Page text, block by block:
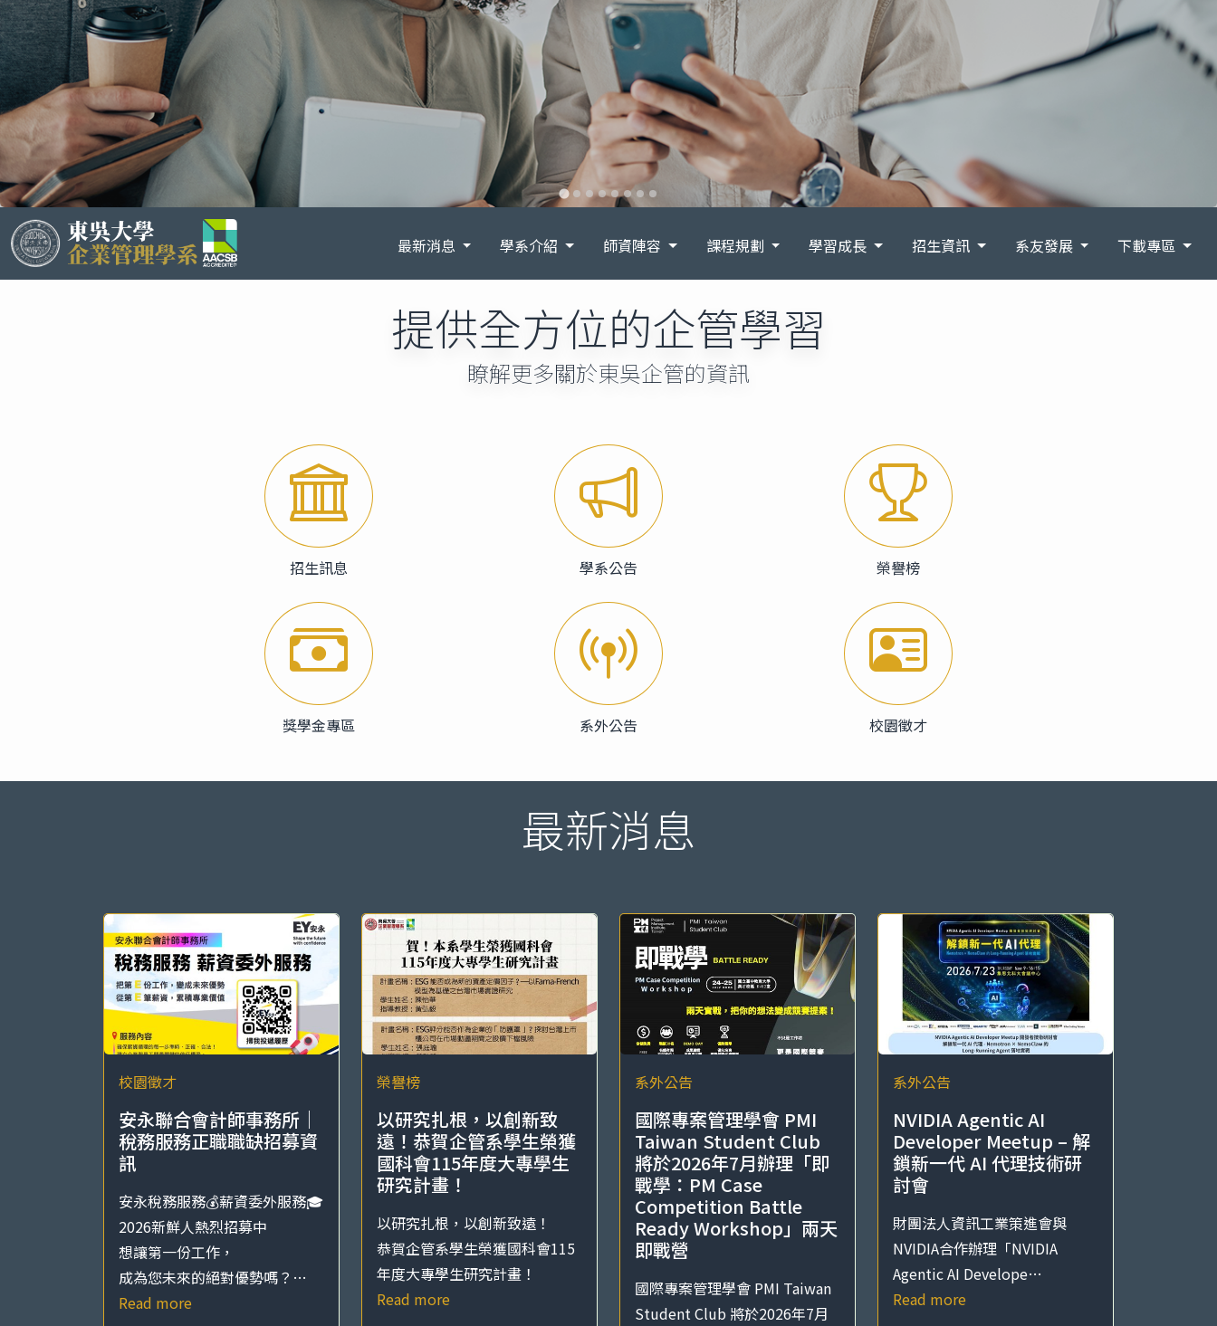
最新消息 學系介紹 師資陣容 課程規劃 學習成長 招生資訊 系友發展 下載專區
提供全方位的企管學習
瞭解更多關於東吳企管的資訊
招生訊息 學系公告 榮譽榜
獎學金專區 系外公告 校園徵才
最新消息
校園徵才
安永聯合會計師事務所｜
稅務服務正職職缺招募資
訊
安永稅務服務💰薪資委外服務🎓
2026新鮮人熱烈招募中
想讓第一份工作，
成為您未來的絕對優勢嗎？…
Read more
榮譽榜
以研究扎根，以創新致
遠！恭賀企管系學生榮獲
國科會115年度大專學生
研究計畫！
以研究扎根，以創新致遠！
恭賀企管系學生榮獲國科會115
年度大專學生研究計畫！
Read more
系外公告
國際專案管理學會 PMI
Taiwan Student Club
將於2026年7月辦理「即
戰學：PM Case
Competition Battle
Ready Workshop」兩天
即戰營
國際專案管理學會 PMI Taiwan
Student Club 將於2026年7月
系外公告
NVIDIA Agentic AI
Developer Meetup – 解
鎖新一代 AI 代理技術研
討會
財團法人資訊工業策進會與
NVIDIA合作辦理「NVIDIA
Agentic AI Develope…
Read more